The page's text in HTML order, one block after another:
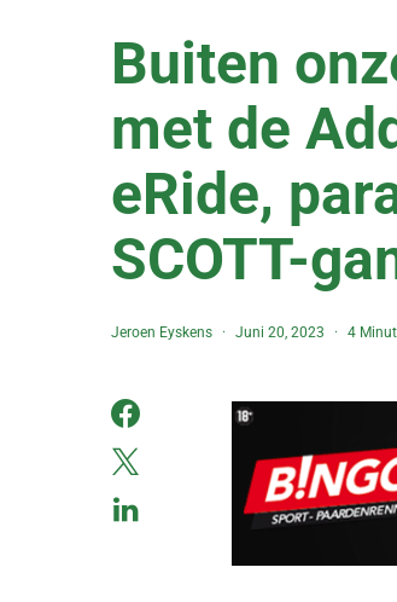
Buiten
met de
eRide,
SCOTT-
Jeroen Eyskens Juni 20, 2023 4